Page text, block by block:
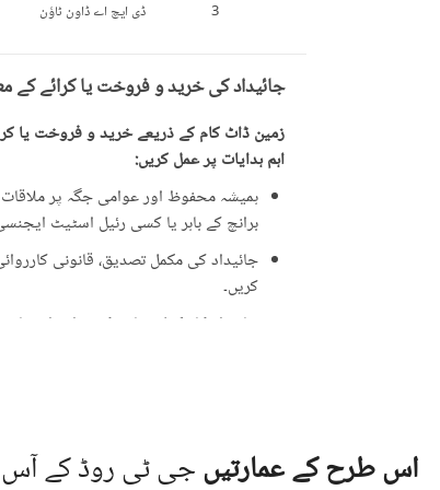
3
ڈی ایچ اے ڈاون ٹاؤن
جائیداد کی خرید و فروخت یا کرائے کے
زمین ڈاٹ کام کے ذریعے خرید و فروخت یا
اہم ہدایات پر عمل کریں:
ہمیشہ محفوظ اور عوامی جگہ پر
برانچ کے باہر یا کسی رئیل اسٹیٹ
جائیداد کی مکمل تصدیق، قانونی
کریں۔
جائیداد کا مکمل معائنہ کریں اور
ایسی پیشکشوں سے ہوشیار رہیں جو
کارڈ (CNIC)۔
اس طرح کے عمارتیںجی ٹی روڈ کے